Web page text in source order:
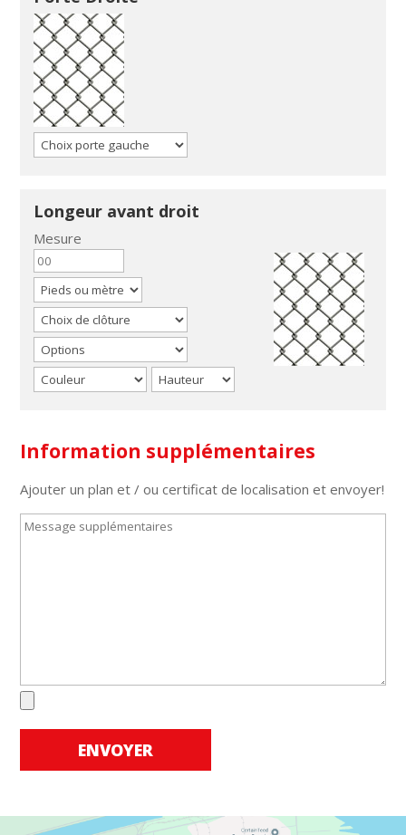
Longeur avant droit
Mesure
Information supplémentaires
Ajouter un plan et / ou certificat de localisation et envoyer!